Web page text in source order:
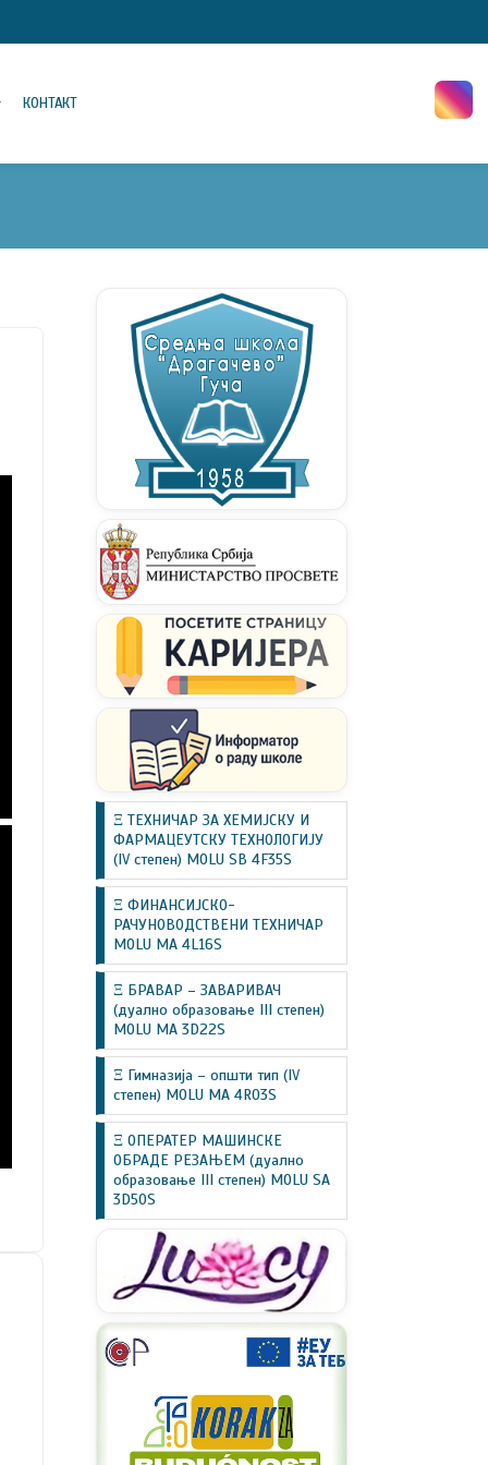
КОНТАКТ
Ξ ТЕХНИЧАР ЗА ХЕМИЈСКУ И
ФАРМАЦЕУТСКУ ТЕХНОЛОГИЈУ
(IV степен) MOLU SB 4F35S
Ξ ФИНАНСИЈСКО-
РАЧУНОВОДСТВЕНИ ТЕХНИЧАР
MOLU MA 4L16S
Ξ БРАВАР – ЗАВАРИВАЧ
(дуално образовање III степен)
MOLU MA 3D22S
Ξ Гимназија – општи тип (IV
степен) MOLU MA 4R03S
Ξ ОПЕРАТЕР МАШИНСКЕ
ОБРАДЕ РЕЗАЊЕМ (дуално
образовање III степен) MOLU SA
3D50S